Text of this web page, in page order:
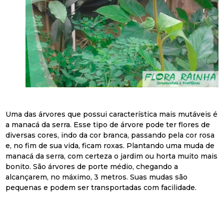
Uma das árvores que possui característica mais mutáveis é
a manacá da serra. Esse tipo de árvore pode ter flores de
diversas cores, indo da cor branca, passando pela cor rosa
e, no fim de sua vida, ficam roxas. Plantando uma muda de
manacá da serra, com certeza o jardim ou horta muito mais
bonito. São árvores de porte médio, chegando a
alcançarem, no máximo, 3 metros. Suas mudas são
pequenas e podem ser transportadas com facilidade.